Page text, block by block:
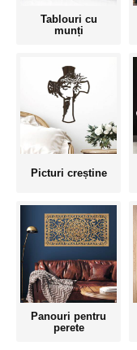
Tablouri cu
munți
Picturi creștine
Panouri pentru
perete